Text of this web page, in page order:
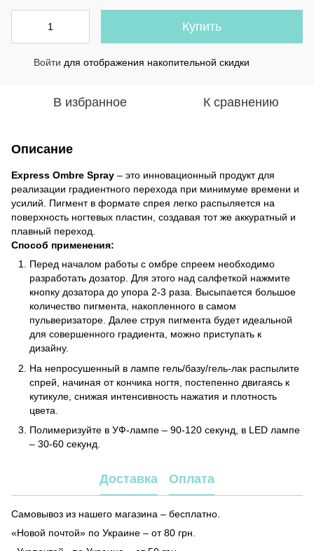
Купить
Войти для отображения накопительной скидки
В избранное К сравнению
Описание
Express Ombrе Spray – это инновационный продукт для
реализации градиентного перехода при минимуме времени и
усилий. Пигмент в формате спрея легко распыляется на
поверхность ногтевых пластин, создавая тот же аккуратный и
плавный переход.
Способ применения:
Перед началом работы с омбре спреем необходимо
разработать дозатор. Для этого над салфеткой нажмите
кнопку дозатора до упора 2-3 раза. Высыпается большое
количество пигмента, накопленного в самом
пульверизаторе. Далее струя пигмента будет идеальной
для совершенного градиента, можно приступать к
дизайну.
На непросушенный в лампе гель/базу/гель-лак распылите
спрей, начиная от кончика ногтя, постепенно двигаясь к
кутикуле, снижая интенсивность нажатия и плотность
цвета.
Полимеризуйте в УФ-лампе – 90-120 секунд, в LED лампе
– 30-60 секунд.
Доставка Оплата
Самовывоз из нашего магазина – бесплатно.
«Новой почтой» по Украине – от 80 грн.